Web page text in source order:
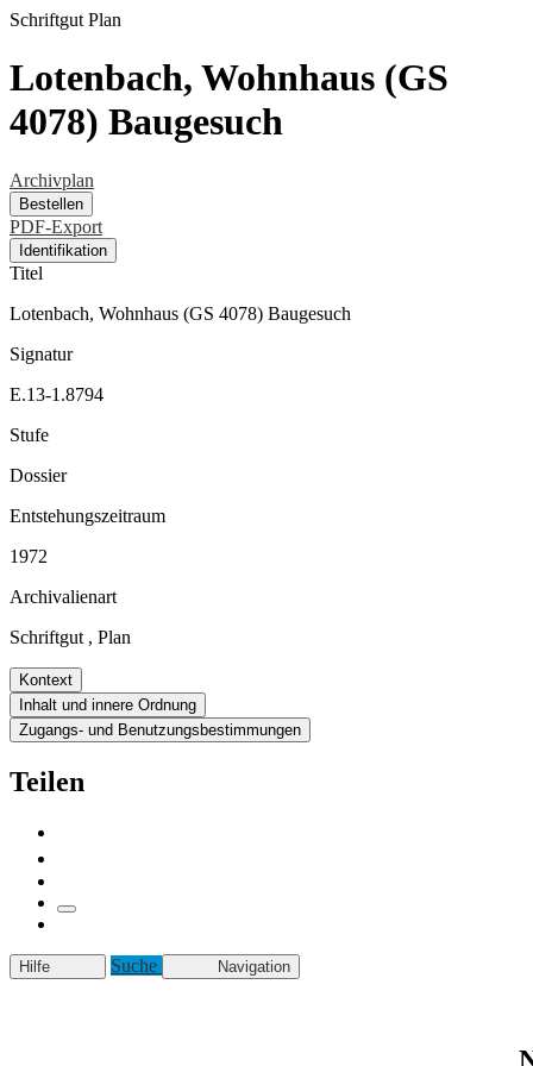
Schriftgut Plan
Lotenbach, Wohnhaus (GS
4078) Baugesuch
Archivplan
Bestellen
PDF-Export
Identifikation
Titel
Lotenbach, Wohnhaus (GS 4078) Baugesuch
Signatur
E.13-1.8794
Stufe
Dossier
Entstehungszeitraum
1972
Archivalienart
Schriftgut , Plan
Kontext
Inhalt und innere Ordnung
Zugangs- und Benutzungsbestimmungen
Teilen
Hilfe Suche Navigation